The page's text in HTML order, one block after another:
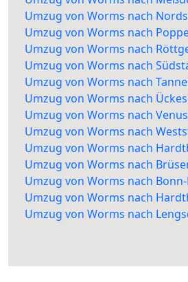
Umzug von Worms nach
Umzug von Worms nach
Umzug von Worms nach
Umzug von Worms nach
Umzug von Worms nach
Umzug von Worms nach
Umzug von Worms nach
Umzug von Worms nach
Umzug von Worms nach
Umzug von Worms nach
Umzug von Worms nach
Umzug von Worms nach
Umzug von Worms nach